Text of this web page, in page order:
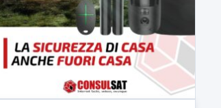
ULTIMI VIDEO
TUTTI I VIDEO